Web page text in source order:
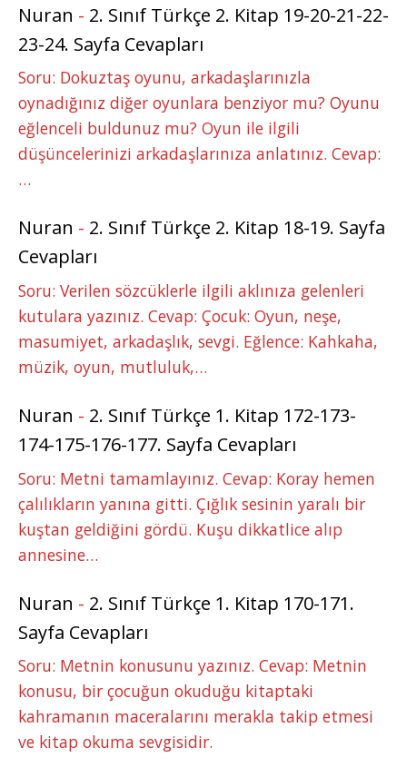
Nuran - 2. Sınıf Türkçe 2. Kitap 19-20-21-22-
23-24. Sayfa Cevapları
Soru: Dokuztaş oyunu, arkadaşlarınızla
oynadığınız diğer oyunlara benziyor mu? Oyunu
eğlenceli buldunuz mu? Oyun ile ilgili
düşüncelerinizi arkadaşlarınıza anlatınız. Cevap:
…
Nuran - 2. Sınıf Türkçe 2. Kitap 18-19. Sayfa
Cevapları
Soru: Verilen sözcüklerle ilgili aklınıza gelenleri
kutulara yazınız. Cevap: Çocuk: Oyun, neşe,
masumiyet, arkadaşlık, sevgi. Eğlence: Kahkaha,
müzik, oyun, mutluluk,…
Nuran - 2. Sınıf Türkçe 1. Kitap 172-173-
174-175-176-177. Sayfa Cevapları
Soru: Metni tamamlayınız. Cevap: Koray hemen
çalılıkların yanına gitti. Çığlık sesinin yaralı bir
kuştan geldiğini gördü. Kuşu dikkatlice alıp
annesine…
Nuran - 2. Sınıf Türkçe 1. Kitap 170-171.
Sayfa Cevapları
Soru: Metnin konusunu yazınız. Cevap: Metnin
konusu, bir çocuğun okuduğu kitaptaki
kahramanın maceralarını merakla takip etmesi
ve kitap okuma sevgisidir.